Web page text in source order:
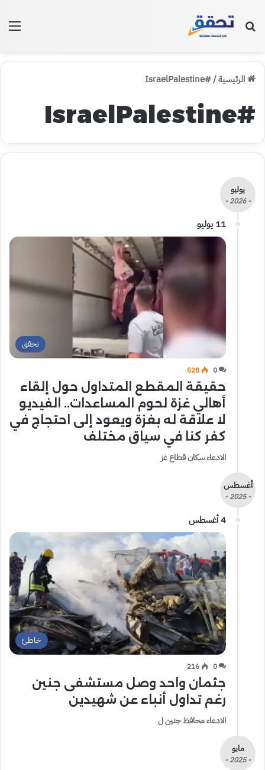
بحث عن
الرئيسية/
#IsraelPalestine
#IsraelPalestine
يوليو
- 2026 -
11 يوليو
تحقق
0
528
حقيقة المقطع المتداول حول إلقاء
أهالي غزة لحوم المساعدات.. الفيديو
لا علاقة له بغزة ويعود إلى احتجاج في
كفر كنا في سياق مختلف
الادعاء سكان قطاع غز
أغسطس
- 2025 -
4 أغسطس
خاطئ
0
216
جثمان واحد وصل مستشفى جنين
رغم تداول أنباء عن شهيدين
الادعاء محافظ جنين ل
مايو
- 2025 -